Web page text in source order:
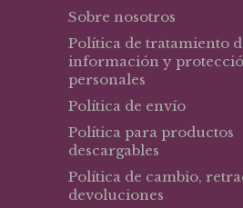
Sobre nosotros
Política de tratamiento
información y
personales
Política de envío
Política para productos
descargables
Política de cambio,
devoluciones